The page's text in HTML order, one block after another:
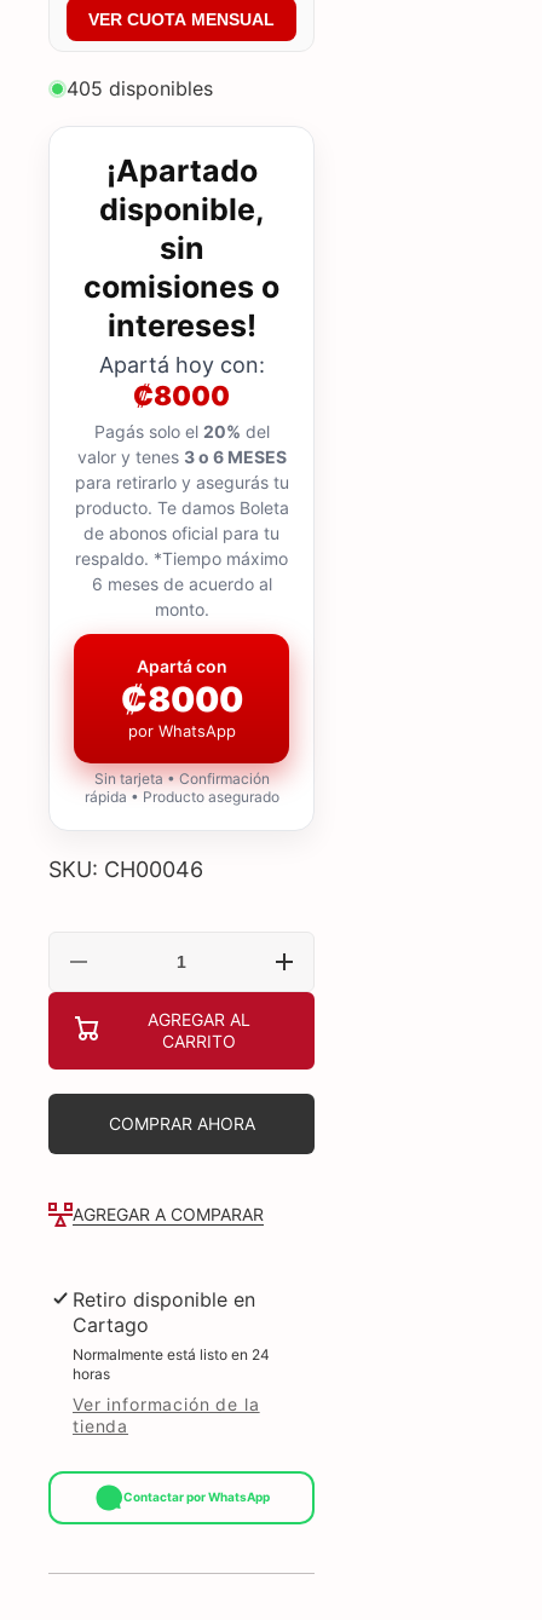
VER CUOTA MENSUAL
405 disponibles
¡Apartado
disponible,
sin
comisiones o
intereses!
Apartá hoy con:
₡8000
Pagás solo el 20% del
valor y tenes 3 o 6 MESES
para retirarlo y asegurás tu
producto. Te damos Boleta
de abonos oficial para tu
respaldo. *Tiempo máximo
6 meses de acuerdo al
monto.
Apartá con
₡8000
por WhatsApp
Sin tarjeta • Confirmación
rápida • Producto asegurado
SKU: CH00046
Reducir
CHIQ
ventilador
29&quot;
temporizador,
blanco
-
Aumentar
29&quot;
-
AGREGAR AL
CARRITO
COMPRAR AHORA
AGREGAR A COMPARAR
Retiro disponible en
Cartago
Normalmente está listo en 24
horas
Ver información de la
tienda
Contactar por WhatsApp